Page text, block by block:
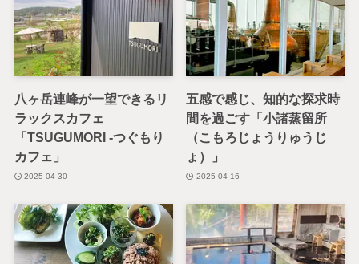
八ヶ岳連峰が一望できるリ
ラックスカフェ
「TSUGUMORI -つぐもり
カフェ」
2025-04-30
五感で感じ、知的な探求時
間を過ごす「小諸蒸留所
（こもろじょうりゅうじ
ょ）」
2025-04-16